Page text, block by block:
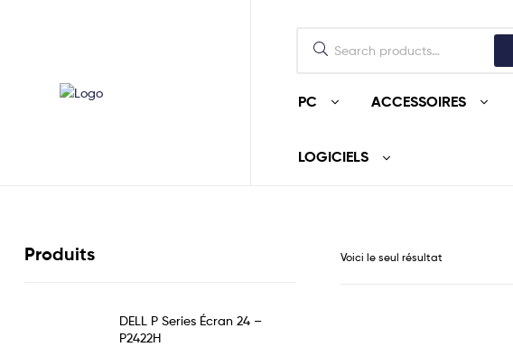
PC ACCESSOIRES
LOGICIELS
Voici le seul résultat
Produits
DELL P Series Écran 24 –
P2422H